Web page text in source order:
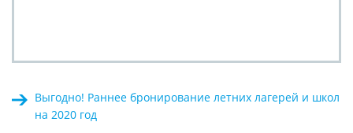
Выгодно! Раннее бронирование летних лагерей и школ
на 2020 год